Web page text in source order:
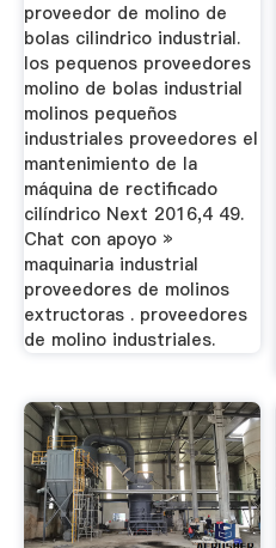
proveedor de molino de
bolas cilindrico industrial.
los pequenos proveedores
molino de bolas industrial
molinos pequeños
industriales proveedores el
mantenimiento de la
máquina de rectificado
cilíndrico Next 2016,4 49.
Chat con apoyo »
maquinaria industrial
proveedores de molinos
extructoras . proveedores
de molino industriales.